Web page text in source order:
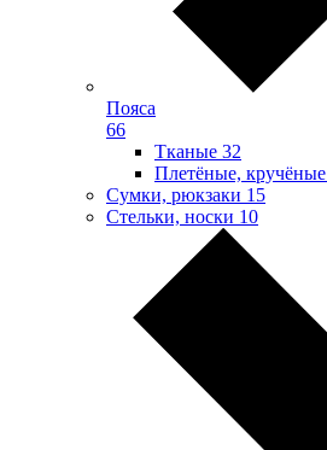
Пояса
66
Тканые 32
Плетёные, кручёные
Сумки, рюкзаки 15
Стельки, носки 10